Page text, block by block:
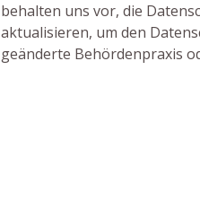
behalten uns vor, die
aktualisieren, um den
geänderte Behördenpraxis